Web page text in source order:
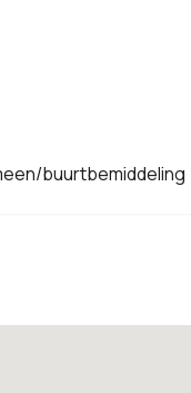
buurtbemiddeling